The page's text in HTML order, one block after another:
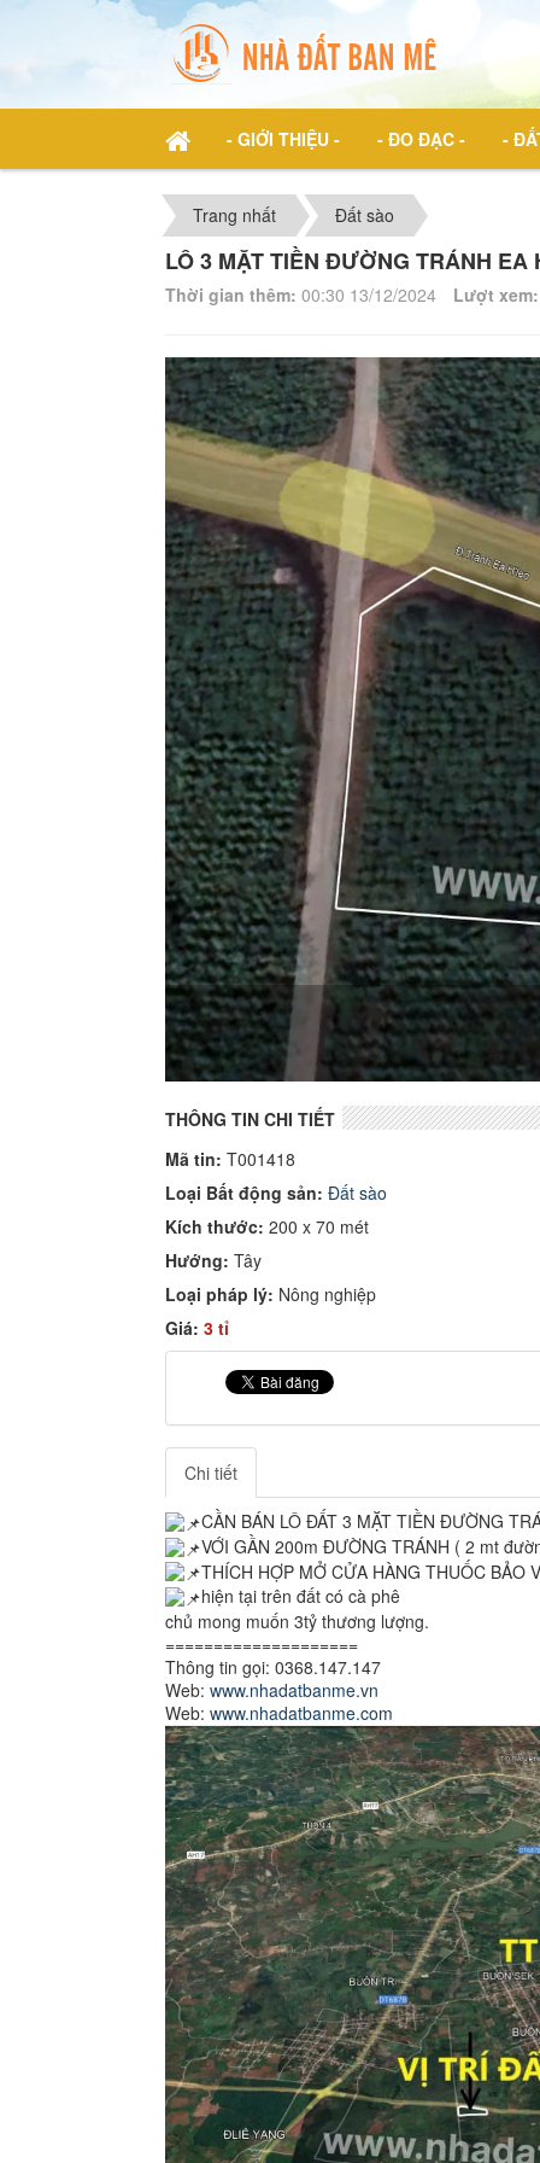
- GIỚI THIỆU - - ĐO ĐẠC - -
Trang nhất Đất sào
LÔ 3 MẶT TIỀN ĐƯỜNG TRÁNH EA
Thời gian thêm: 00:30 13/12/2024 Lượt xem:
THÔNG TIN CHI TIẾT
Mã tin: T001418
Loại Bất động sản: Đất sào
Kích thước: 200 x 70 mét
Hướng: Tây
Loại pháp lý: Nông nghiệp
Giá: 3 tỉ
Chi tiết
CẦN BÁN LÔ ĐẤT 3 MẶT TIỀN ĐƯỜNG
VỚI GẦN 200m ĐƯỜNG TRÁNH ( 2 mt
THÍCH HỢP MỞ CỬA HÀNG THUỐC BẢO
hiện tại trên đất có cà phê
chủ mong muốn 3tỷ thương lượng.
====================
Thông tin gọi: 0368.147.147
Web: www.nhadatbanme.vn
Web: www.nhadatbanme.com